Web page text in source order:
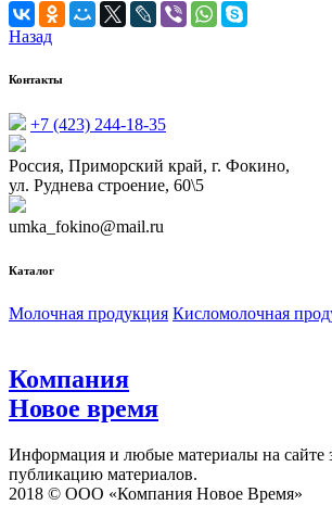
Назад
Контакты
+7 (423) 244-18-35
Россия, Приморский край, г. Фокино,
ул. Руднева строение, 60\5
umka_fokino@mail.ru
Каталог
Молочная продукция Кисломолочная
Компания
Новое время
Информация и любые материалы на сайте
публикацию материалов.
2018 © ООО «Компания Новое Время»